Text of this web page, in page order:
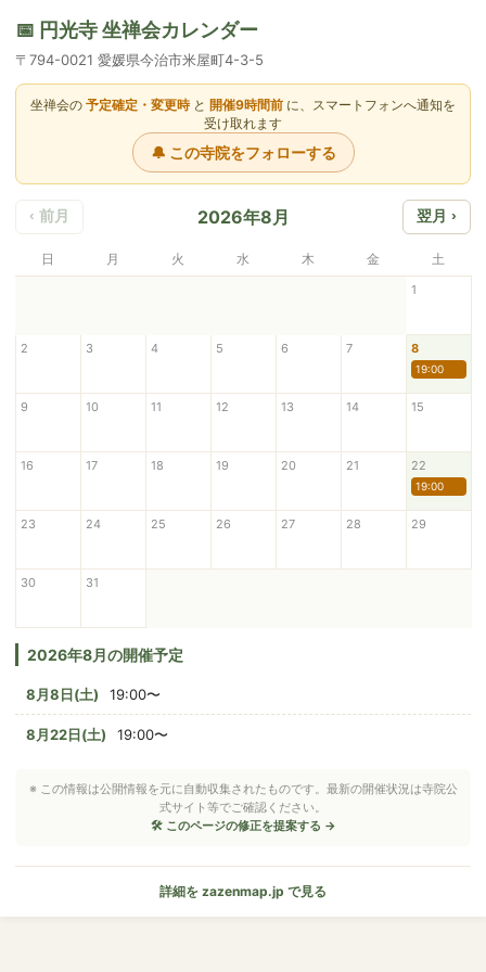
📅 円光寺 坐禅会カレンダー
〒794-0021 愛媛県今治市米屋町4-3-5
坐禅会の 予定確定・変更時と 開催9時間前 に、スマートフォンへ通知を
受け取れます
🔔 この寺院をフォローする
‹ 前月 2026年8月 翌月 ›
日 月 火 水 木 金 土
1
2 3 4 5 6 7 8
19:00
9 10 11 12 13 14 15
16 17 18 19 20 21 22
19:00
23 24 25 26 27 28 29
30 31
2026年8月の開催予定
8月8日(土) 19:00〜
8月22日(土) 19:00〜
※ この情報は公開情報を元に自動収集されたものです。最新の開催状況は寺院公
式サイト等でご確認ください。
🛠 このページの修正を提案する →
詳細を zazenmap.jp で見る